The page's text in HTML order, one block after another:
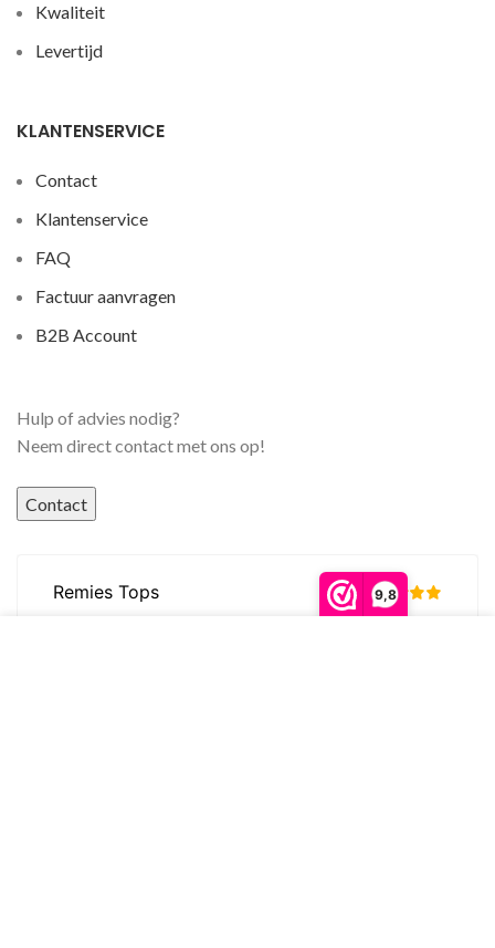
9,8
Kwaliteit
Levertijd
KLANTENSERVICE
Contact
Klantenservice
FAQ
Factuur aanvragen
B2B Account
Hulp of advies nodig?
Neem direct contact met ons op!
Contact